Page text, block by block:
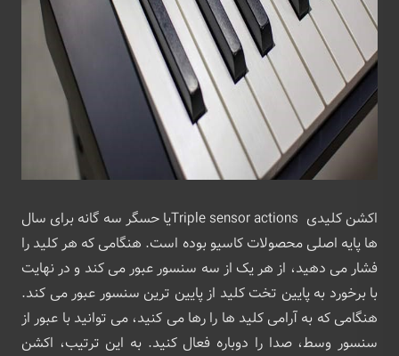
اکشن کلیدی Triple sensor actionsیا حسگر سه گانه برای سال
ها پایه اصلی محصولات کاسیو بوده است. هنگامی که هر کلید را
فشار می دهید، از هر یک از سه سنسور عبور می کند و در نهایت
با برخورد به پایین تخت کلید از پایین ترین سنسور عبور می کند.
هنگامی که به آرامی کلید ها را رها می کنید، می توانید با عبور از
سنسور وسط، صدا را دوباره فعال کنید. به این ترتیب، اکشن